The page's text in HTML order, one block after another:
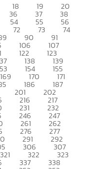
18 19 20
36 37 38
54 55 56
72 73 74
90 91
106 107
122 123
138 139
154 155
169 170 171
186 187
201 202
216 217
231 232
246 247
261 262
276 277
291 292
306 307
321 322 323
337 338